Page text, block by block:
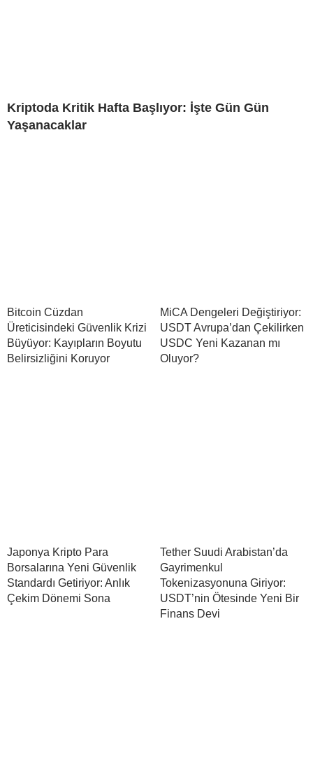
Kriptoda Kritik Hafta Başlıyor: İşte Gün Gün
Yaşanacaklar
Bitcoin Cüzdan
Üreticisindeki Güvenlik Krizi
Büyüyor: Kayıpların Boyutu
Belirsizliğini Koruyor
MiCA Dengeleri Değiştiriyor:
USDT Avrupa’dan Çekilirken
USDC Yeni Kazanan mı
Oluyor?
Japonya Kripto Para
Borsalarına Yeni Güvenlik
Standardı Getiriyor: Anlık
Çekim Dönemi Sona
Tether Suudi Arabistan’da
Gayrimenkul
Tokenizasyonuna Giriyor:
USDT’nin Ötesinde Yeni Bir
Finans Devi